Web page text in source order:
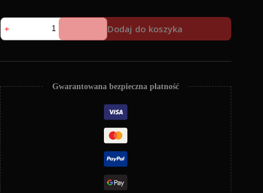
ilość
Bluza
z
Lose
Black
Dodaj do koszyka
Gwarantowana bezpieczna płatność